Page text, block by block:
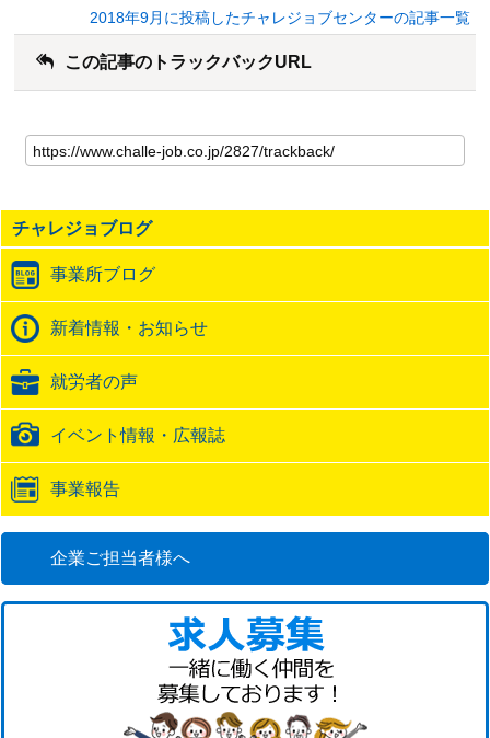
2018年9月に投稿したチャレジョブセンターの記事一覧
この記事のトラックバックURL
の
記
の
ト
ッ
ク
バ
ッ
ク
URL
チャレジョブログ
事業所ブログ
新着情報・お知らせ
就労者の声
イベント情報・広報誌
事業報告
企業ご担当者様へ